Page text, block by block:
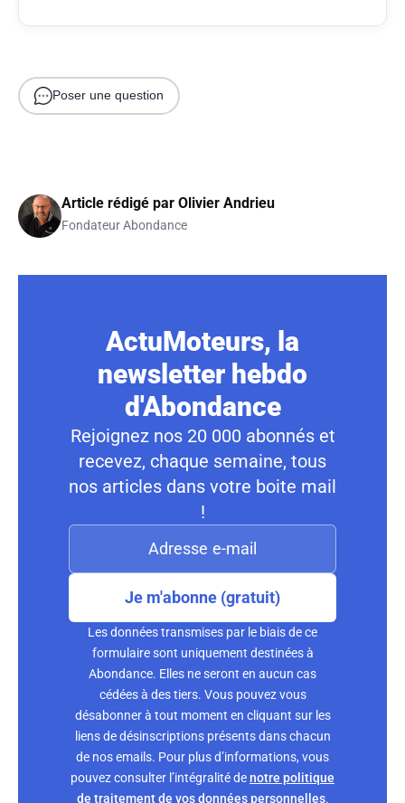
Poser une question
Article rédigé par Olivier Andrieu
Fondateur Abondance
ActuMoteurs, la
newsletter hebdo
d'Abondance
Rejoignez nos 20 000 abonnés et
recevez, chaque semaine, tous
nos articles dans votre boite mail
!
Je m'abonne (gratuit)
Les données transmises par le biais de ce
formulaire sont uniquement destinées à
Abondance. Elles ne seront en aucun cas
cédées à des tiers. Vous pouvez vous
désabonner à tout moment en cliquant sur les
liens de désinscriptions présents dans chacun
de nos emails. Pour plus d’informations, vous
pouvez consulter l’intégralité denotre politique
de traitement de vos données personnelles.